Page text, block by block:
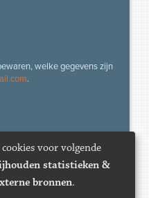
welke gegevens zijn
.
voor volgende
statistieken &
bronnen.